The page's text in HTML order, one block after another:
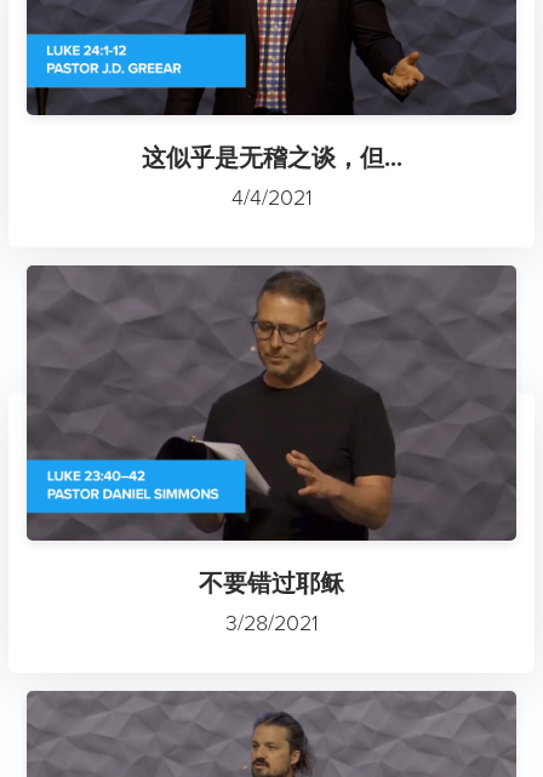
这似乎是无稽之谈，但...
4/4/2021
不要错过耶稣
3/28/2021